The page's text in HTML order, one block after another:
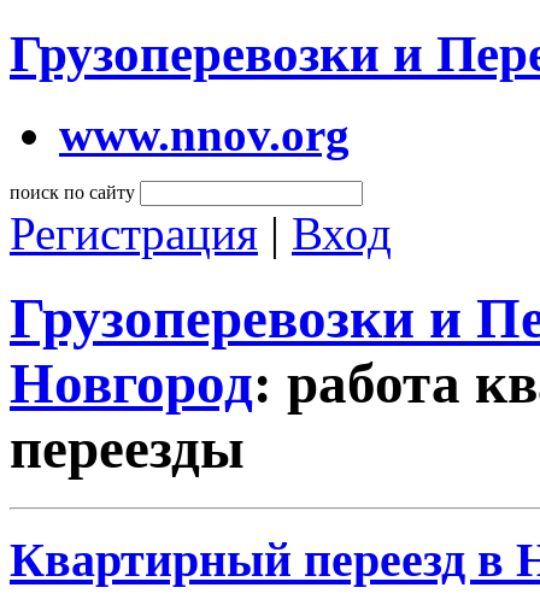
Грузоперевозки и
www.nnov.org
поиск по сайту
Регистрация | Вход
Грузоперевозки и
Новгород: работа
переезды
Квартирный переезд в